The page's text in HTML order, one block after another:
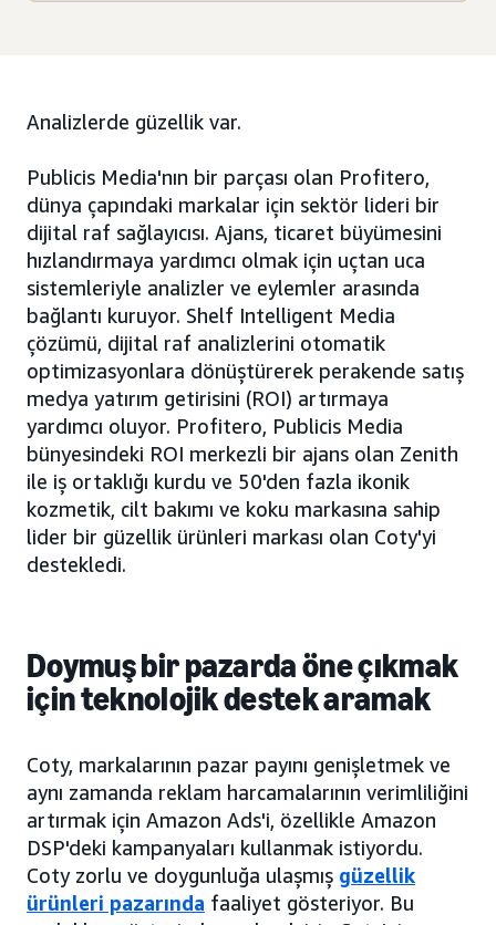
Analizlerde güzellik var.
Publicis Media'nın bir parçası olan Profitero,
dünya çapındaki markalar için sektör lideri bir
dijital raf sağlayıcısı. Ajans, ticaret büyümesini
hızlandırmaya yardımcı olmak için uçtan uca
sistemleriyle analizler ve eylemler arasında
bağlantı kuruyor. Shelf Intelligent Media
çözümü, dijital raf analizlerini otomatik
optimizasyonlara dönüştürerek perakende satış
medya yatırım getirisini (ROI) artırmaya
yardımcı oluyor. Profitero, Publicis Media
bünyesindeki ROI merkezli bir ajans olan Zenith
ile iş ortaklığı kurdu ve 50'den fazla ikonik
kozmetik, cilt bakımı ve koku markasına sahip
lider bir güzellik ürünleri markası olan Coty'yi
destekledi.
Doymuş bir pazarda öne çıkmak
için teknolojik destek aramak
Coty, markalarının pazar payını genişletmek ve
aynı zamanda reklam harcamalarının verimliliğini
artırmak için Amazon Ads'i, özellikle Amazon
DSP'deki kampanyaları kullanmak istiyordu.
Coty zorlu ve doygunluğa ulaşmış güzellik
ürünleri pazarında faaliyet gösteriyor. Bu